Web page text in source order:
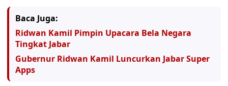
Baca Juga:
Ridwan Kamil Pimpin Upacara Bela Negara
Tingkat Jabar
Gubernur Ridwan Kamil Luncurkan Jabar Super
Apps